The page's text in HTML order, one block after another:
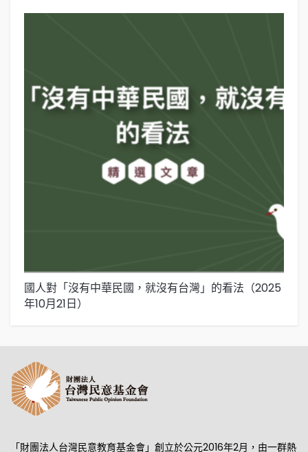
國人對「沒有中華民國，就沒有台灣」的看法（2025
年10月21日）
「財團法人台灣民意教育基金會」創立於公元2016年2月，由一群熱